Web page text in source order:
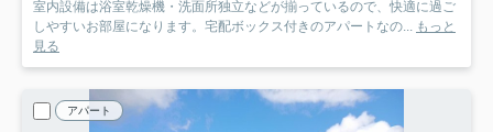
室内設備は浴室乾燥機・洗面所独立などが揃っているので、快適に過ご
しやすいお部屋になります。宅配ボックス付きのアパートなの... もっと
見る
アパート